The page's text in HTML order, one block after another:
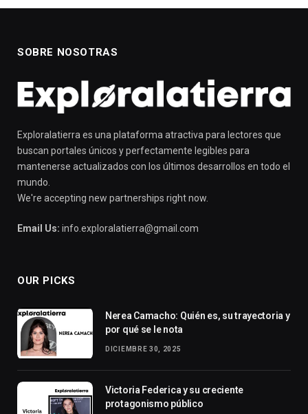
SOBRE NOSOTRAS
Exploralatierra es una plataforma atractiva para lectores que
buscan portales únicos y perfectamente legibles para
mantenerse actualizados con los últimos desarrollos en todo el
mundo.
We're accepting new partnerships right now.
Email Us: info.exploralatierra@gmail.com
OUR PICKS
Nerea Camacho: Quién es, su trayectoria y
por qué se le nota
DICIEMBRE 30, 2025
Victoria Federica y su creciente
protagonismo público